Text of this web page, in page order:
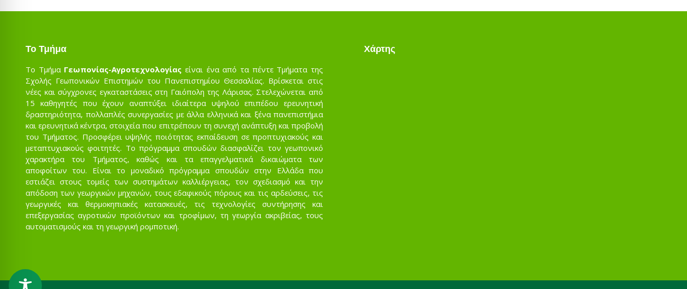
Το Τμήμα
Το Τμήμα Γεωπονίας-Αγροτεχνολογίας είναι ένα από τα πέντε Τμήματα της
Σχολής Γεωπονικών Επιστημών του Πανεπιστημίου Θεσσαλίας. Βρίσκεται στις
νέες και σύγχρονες εγκαταστάσεις στη Γαιόπολη της Λάρισας. Στελεχώνεται από
15 καθηγητές που έχουν αναπτύξει ιδιαίτερα υψηλού επιπέδου ερευνητική
δραστηριότητα, πολλαπλές συνεργασίες με άλλα ελληνικά και ξένα πανεπιστήμια
και ερευνητικά κέντρα, στοιχεία που επιτρέπουν τη συνεχή ανάπτυξη και προβολή
του Τμήματος. Προσφέρει υψηλής ποιότητας εκπαίδευση σε προπτυχιακούς και
μεταπτυχιακούς φοιτητές. Το πρόγραμμα σπουδών διασφαλίζει τον γεωπονικό
χαρακτήρα του Τμήματος, καθώς και τα επαγγελματικά δικαιώματα των
αποφοίτων του. Είναι το μοναδικό πρόγραμμα σπουδών στην Ελλάδα που
εστιάζει στους τομείς των συστημάτων καλλιέργειας, τον σχεδιασμό και την
απόδοση των γεωργικών μηχανών, τους εδαφικούς πόρους και τις αρδεύσεις, τις
γεωργικές και θερμοκηπιακές κατασκευές, τις τεχνολογίες συντήρησης και
επεξεργασίας αγροτικών προϊόντων και τροφίμων, τη γεωργία ακριβείας, τους
αυτοματισμούς και τη γεωργική ρομποτική.
Χάρτης